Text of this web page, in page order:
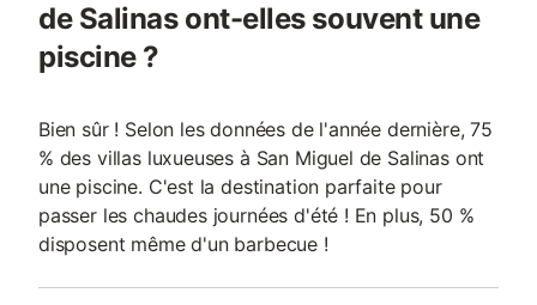
de Salinas ont-elles souvent une
piscine ?
Bien sûr ! Selon les données de l'année dernière, 75
% des villas luxueuses à San Miguel de Salinas ont
une piscine. C'est la destination parfaite pour
passer les chaudes journées d'été ! En plus, 50 %
disposent même d'un barbecue !